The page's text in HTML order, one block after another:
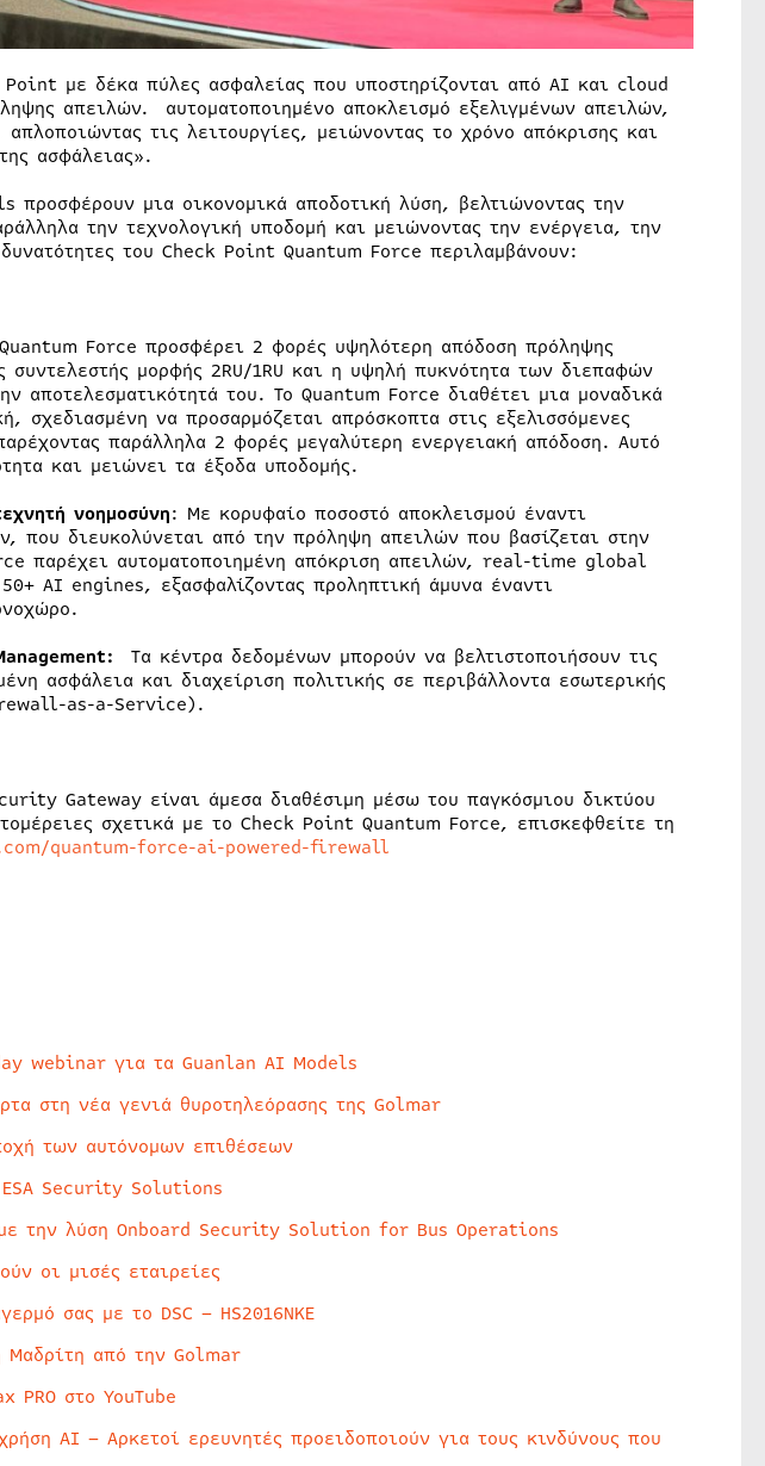
με δέκα πύλες ασφαλείας που υποστηρίζονται από AI και cloud
απειλών. αυτοματοποιημένο αποκλεισμό εξελιγμένων απειλών,
τις λειτουργίες, μειώνοντας το χρόνο απόκρισης και
ασφάλειας».
μια οικονομικά αποδοτική λύση, βελτιώνοντας την
την τεχνολογική υποδομή και μειώνοντας την ενέργεια, την
του Check Point Quantum Force περιλαμβάνουν:
Force προσφέρει 2 φορές υψηλότερη απόδοση πρόληψης
μορφής 2RU/1RU και η υψηλή πυκνότητα των διεπαφών
αποτελεσματικότητά του. Το Quantum Force διαθέτει μια μοναδικά
σχεδιασμένη να προσαρμόζεται απρόσκοπτα στις εξελισσόμενες
παράλληλα 2 φορές μεγαλύτερη ενεργειακή απόδοση. Αυτό
και μειώνει τα έξοδα υποδομής.
νοημοσύνη: Με κορυφαίο ποσοστό αποκλεισμού έναντι
που διευκολύνεται από την πρόληψη απειλών που βασίζεται στην
παρέχει αυτοματοποιημένη απόκριση απειλών, real-time global
AI engines, εξασφαλίζοντας προληπτική άμυνα έναντι
Τα κέντρα δεδομένων μπορούν να βελτιστοποιήσουν τις
ασφάλεια και διαχείριση πολιτικής σε περιβάλλοντα εσωτερικής
as-a-Service).
Gateway είναι άμεσα διαθέσιμη μέσω του παγκόσμιου δικτύου
σχετικά με το Check Point Quantum Force, επισκεφθείτε τη
quantum-force-ai-powered-firewall
webinar για τα Guanlan AI Models
στη νέα γενιά θυροτηλεόρασης της Golmar
των αυτόνομων επιθέσεων
ESA Security Solutions
την λύση Onboard Security Solution for Bus Operations
οι μισές εταιρείες
σας με το DSC – HS2016NKE
Μαδρίτη από την Golmar
στο YouTube
AI – Αρκετοί ερευνητές προειδοποιούν για τους κινδύνους που